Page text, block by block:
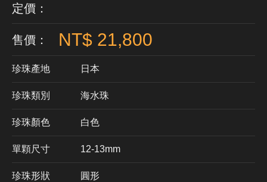
定價：
售價： NT$ 21,800
珍珠產地 日本
珍珠類別 海水珠
珍珠顏色 ​白色
單顆尺寸 12-13mm
珍珠形狀 圓形